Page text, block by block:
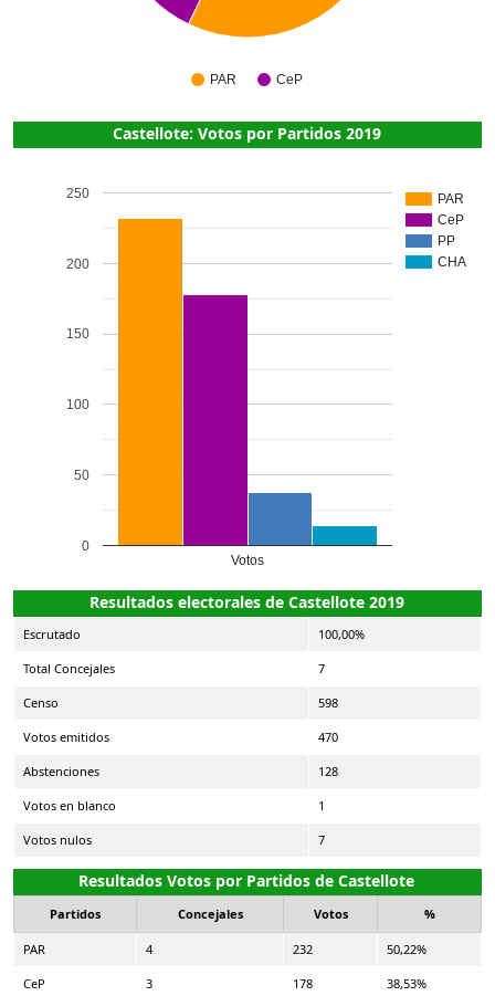
PAR CeP
Castellote: Votos por Partidos 2019
PAR
CeP
PP
CHA
Votos
0
50
100
150
200
250
Resultados electorales de Castellote 2019
Escrutado 100,00%
Total Concejales 7
Censo 598
Votos emitidos 470
Abstenciones 128
Votos en blanco 1
Votos nulos 7
Resultados Votos por Partidos de Castellote
Partidos Concejales Votos %
PAR 4 232 50,22%
CeP 3 178 38,53%